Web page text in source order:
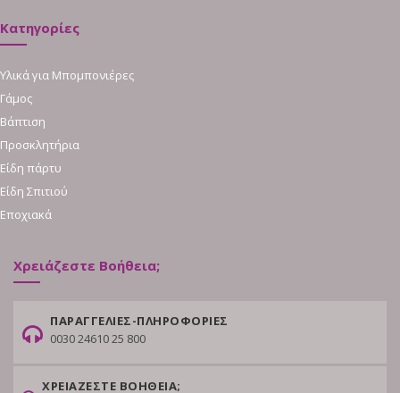
Κατηγορίες
Υλικά για Μπομπονιέρες
Γάμος
Βάπτιση
Προσκλητήρια
Είδη πάρτυ
Είδη Σπιτιού
Εποχιακά
Χρειάζεστε Βοήθεια;
ΠΑΡΑΓΓΕΛΙΕΣ-ΠΛΗΡΟΦΟΡΙΕΣ
0030 24610 25 800
ΧΡΕΙΑΖΕΣΤΕ ΒΟΗΘΕΙΑ;